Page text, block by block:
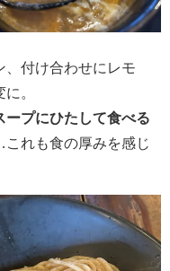
、付け合わせにレモ
。
ープにひたして食べる
れも食の厚みを感じ